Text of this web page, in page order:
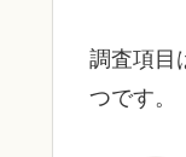
調査項目
つです。